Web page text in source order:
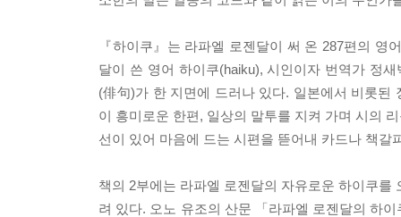
『하이쿠』는 라파엘 로젠달이 써 온 287편의
달이 쓴 영어 하이쿠(haiku), 시인이자 번역가 정
(俳句)가 한 지면에 드러나 있다. 일본에서 비롯된
이 흥미로운 한편, 일상의 말투를 지켜 가며 시의
선이 있어 마음에 드는 시편을 뜯어내 카드나 책갈
책의 2부에는 라파엘 로젠달의 자유로운 하이쿠
려 있다. 오노 유조의 산문 「라파엘 로젠달의 하이